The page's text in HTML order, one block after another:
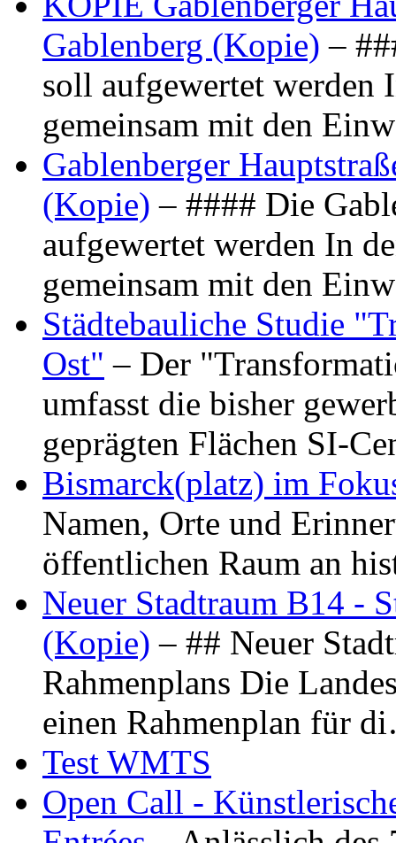
Gablenberg (Kopie) –
soll aufgewertet werden
gemeinsam mit den
Gablenberger
(Kopie) – #### Die
aufgewertet werden In
gemeinsam mit den
Städtebauliche Studie
Ost" – Der
umfasst die bisher
geprägten Flächen SI-
Bismarck(platz) im
Namen, Orte und
öffentlichen Raum an
Neuer Stadtraum B14 -
(Kopie) – ## Neuer
Rahmenplans Die
einen Rahmenplan für
Test WMTS
Open Call -